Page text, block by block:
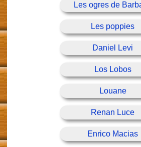
Les ogres de
Les poppies
Daniel Levi
Los Lobos
Louane
Renan Luce
Enrico Macias